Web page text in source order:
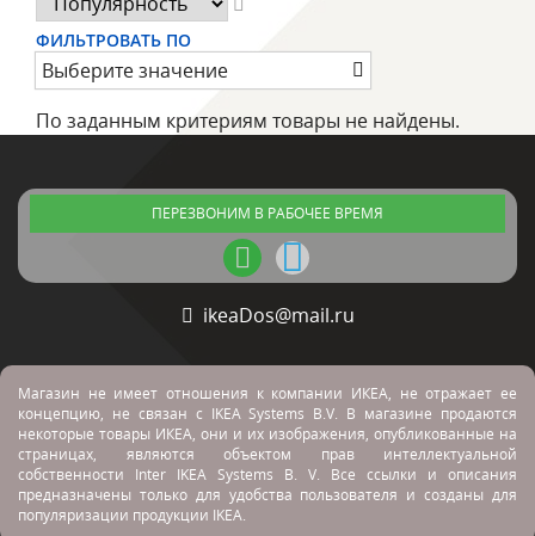
ФИЛЬТРОВАТЬ ПО
Выберите значение
По заданным критериям товары не найдены.
ПЕРЕЗВОНИМ В РАБОЧЕЕ ВРЕМЯ
ikeaDos@mail.ru
Магазин не имеет отношения к компании ИКЕА, не отражает ее
концепцию, не связан с IKEA Systems B.V. В магазине продаются
некоторые товары ИКЕА, они и их изображения, опубликованные на
страницах, являются объектом прав интеллектуальной
собственности Inter IKEA Systems B. V. Все ссылки и описания
предназначены только для удобства пользователя и созданы для
популяризации продукции IKEA.